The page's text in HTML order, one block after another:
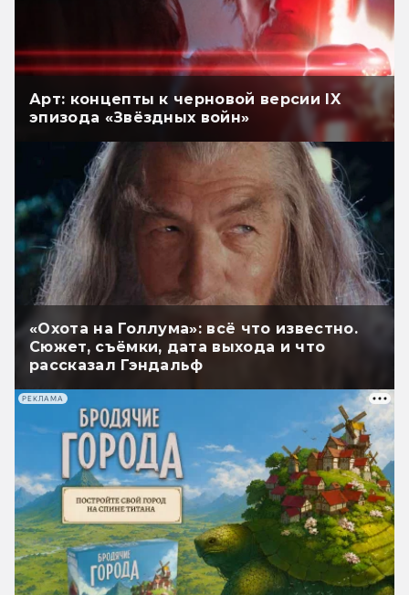
Арт: концепты к черновой версии IX
эпизода «Звёздных войн»
«Охота на Голлума»: всё что известно.
Сюжет, съёмки, дата выхода и что
рассказал Гэндальф
РЕКЛАМА